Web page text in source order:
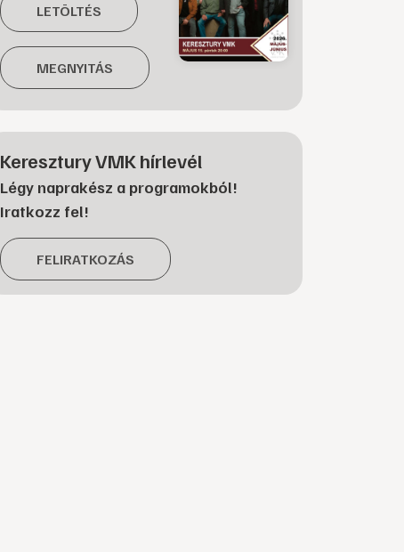
LETÖLTÉS
MEGNYITÁS
Keresztury VMK hírlevél
Légy naprakész a programokból!
Iratkozz fel!
FELIRATKOZÁS